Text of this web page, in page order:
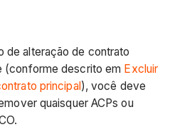
de alteração de contrato
(conforme descrito em Excluir
principal), você deve
quaisquer ACPs ou